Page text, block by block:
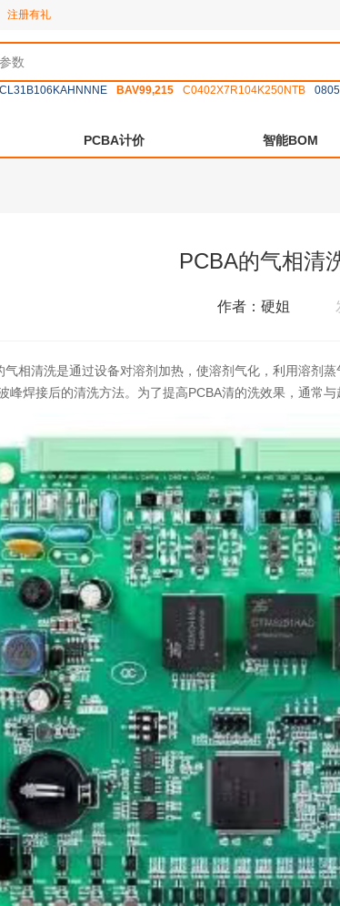
注册有礼
CL31B106KAHNNNE BAV99,215 C0402X7R104K250NTB
PCBA计价 智能BOM
PCBA的气相清
作者：硬姐
气相清洗是通过设备对溶剂加热，使溶剂气化，利用溶剂
峰焊接后的清洗方法。为了提高PCBA清的洗效果，通常与